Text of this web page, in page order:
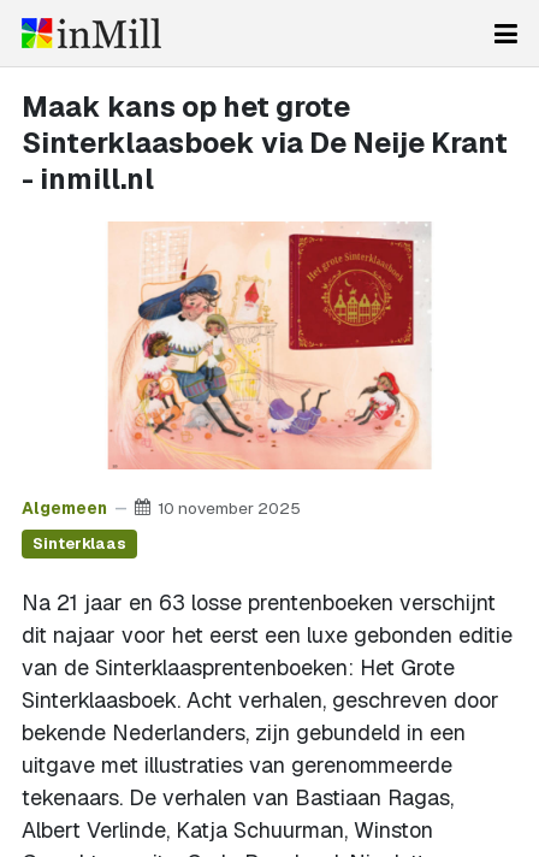
Maak kans op het grote
Sinterklaasboek via De Neije Krant
- inmill.nl
Algemeen 10 november 2025
Sinterklaas
Na 21 jaar en 63 losse prentenboeken verschijnt
dit najaar voor het eerst een luxe gebonden editie
van de Sinterklaasprentenboeken: Het Grote
Sinterklaasboek. Acht verhalen, geschreven door
bekende Nederlanders, zijn gebundeld in een
uitgave met illustraties van gerenommeerde
tekenaars. De verhalen van Bastiaan Ragas,
Albert Verlinde, Katja Schuurman, Winston